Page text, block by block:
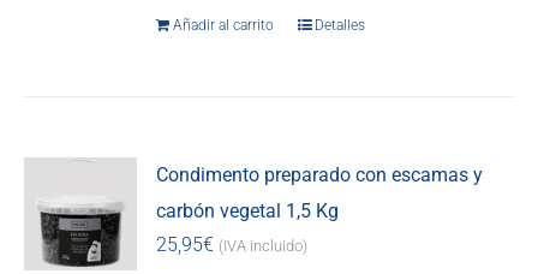
Añadir al carrito Detalles
Condimento preparado con escamas y
carbón vegetal 1,5 Kg
25,95€ (IVA incluido)